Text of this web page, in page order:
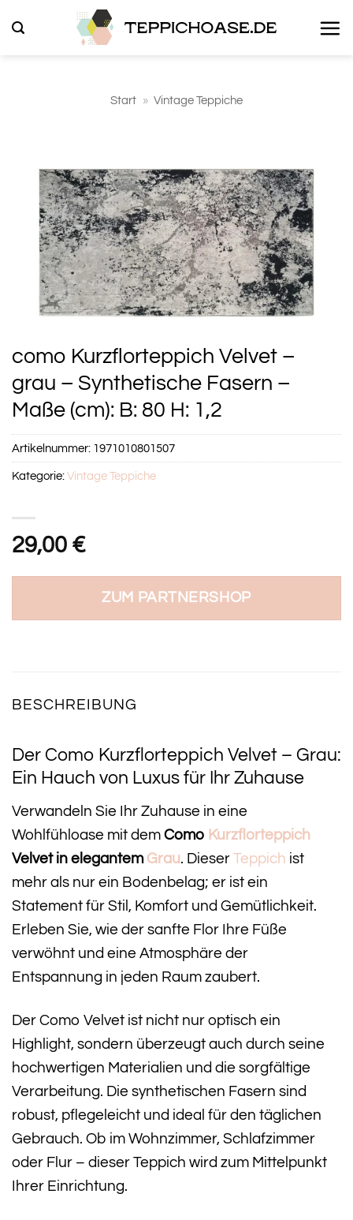
Inhalt
Start » Vintage Teppiche
como Kurzflorteppich Velvet –
grau – Synthetische Fasern –
Maße (cm): B: 80 H: 1,2
29,00 €
ZUM PARTNERSHOP
Artikelnummer: 1971010801507
Kategorie:Vintage Teppiche
BESCHREIBUNG
Der Como Kurzflorteppich Velvet – Grau:
Ein Hauch von Luxus für Ihr Zuhause
Verwandeln Sie Ihr Zuhause in eine
Wohlfühloase mit dem Como Kurzflorteppich
Velvet in elegantem Grau. Dieser Teppich ist
mehr als nur ein Bodenbelag; er ist ein
Statement für Stil, Komfort und Gemütlichkeit.
Erleben Sie, wie der sanfte Flor Ihre Füße
verwöhnt und eine Atmosphäre der
Entspannung in jeden Raum zaubert.
Der Como Velvet ist nicht nur optisch ein
Highlight, sondern überzeugt auch durch seine
hochwertigen Materialien und die sorgfältige
Verarbeitung. Die synthetischen Fasern sind
robust, pflegeleicht und ideal für den täglichen
Gebrauch. Ob im Wohnzimmer, Schlafzimmer
oder Flur – dieser Teppich wird zum Mittelpunkt
Ihrer Einrichtung.